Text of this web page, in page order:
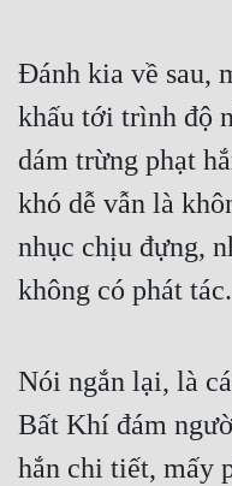
Đánh kia về sau,
khấu tới trình độ
dám trừng phạt
khó dễ vẫn là
nhục chịu đựng,
không có phát tác.
Nói ngắn lại, là
Bất Khí đám
hắn chi tiết, mấy